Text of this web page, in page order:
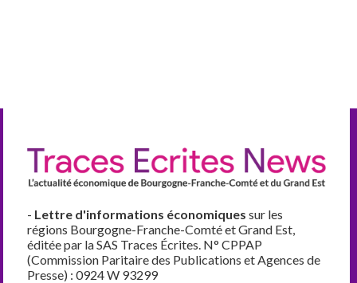
- Lettre d'informations économiques sur les
régions Bourgogne-Franche-Comté et Grand Est,
éditée par la SAS Traces Écrites. N° CPPAP
(Commission Paritaire des Publications et Agences de
Presse) : 0924 W 93299